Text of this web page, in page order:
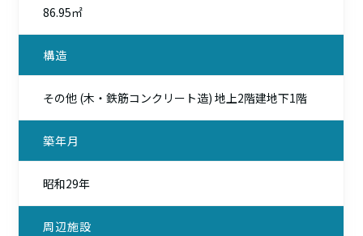
86.95㎡
構造
その他 (木・鉄筋コンクリート造) 地上2階建地下1階
築年月
昭和29年
周辺施設